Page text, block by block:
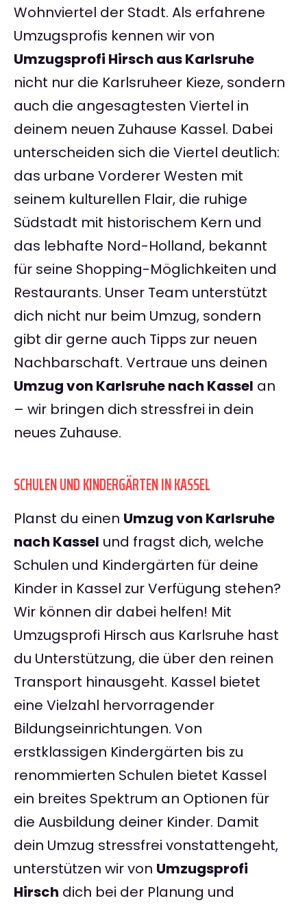
Wohnviertel der Stadt. Als erfahrene
Umzugsprofis kennen wir von
Umzugsprofi Hirsch aus Karlsruhe
nicht nur die Karlsruheer Kieze, sondern
auch die angesagtesten Viertel in
deinem neuen Zuhause Kassel. Dabei
unterscheiden sich die Viertel deutlich:
das urbane Vorderer Westen mit
seinem kulturellen Flair, die ruhige
Südstadt mit historischem Kern und
das lebhafte Nord-Holland, bekannt
für seine Shopping-Möglichkeiten und
Restaurants. Unser Team unterstützt
dich nicht nur beim Umzug, sondern
gibt dir gerne auch Tipps zur neuen
Nachbarschaft. Vertraue uns deinen
Umzug von Karlsruhe nach Kassel an
– wir bringen dich stressfrei in dein
neues Zuhause.
SCHULEN UND KINDERGÄRTEN IN KASSEL
Planst du einen Umzug von Karlsruhe
nach Kassel und fragst dich, welche
Schulen und Kindergärten für deine
Kinder in Kassel zur Verfügung stehen?
Wir können dir dabei helfen! Mit
Umzugsprofi Hirsch aus Karlsruhe hast
du Unterstützung, die über den reinen
Transport hinausgeht. Kassel bietet
eine Vielzahl hervorragender
Bildungseinrichtungen. Von
erstklassigen Kindergärten bis zu
renommierten Schulen bietet Kassel
ein breites Spektrum an Optionen für
die Ausbildung deiner Kinder. Damit
dein Umzug stressfrei vonstattengeht,
unterstützen wir von Umzugsprofi
Hirsch dich bei der Planung und